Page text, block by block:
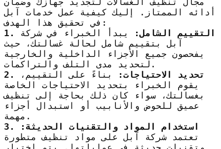
أدائه الممتاز. إليك كيفية عمل خدمات آبل
في تحقيق هذا الهدف:
1. التقييم الشامل:
يبدأ الخبراء في شركة
آبل بتقييم شامل لحالة غسالتك، حيث
يفحصون جميع الأجزاء الداخلية والخارجية
لتحديد مدى التلف والتراكمات.
2. تحديد الاحتياجات:
بناءً على التقييم،
يقوم الخبراء بتحديد الاحتياجات الخاصة
بغسالتك، سواء كان ذلك بحاجة إلى تنظيف
عميق للحوض والأنابيب أو استبدال أجزاء
مهمة.
3. استخدام المواد والتقنيات الحديثة:
تعتمد شركة آبل على مواد تنظيف متطورة